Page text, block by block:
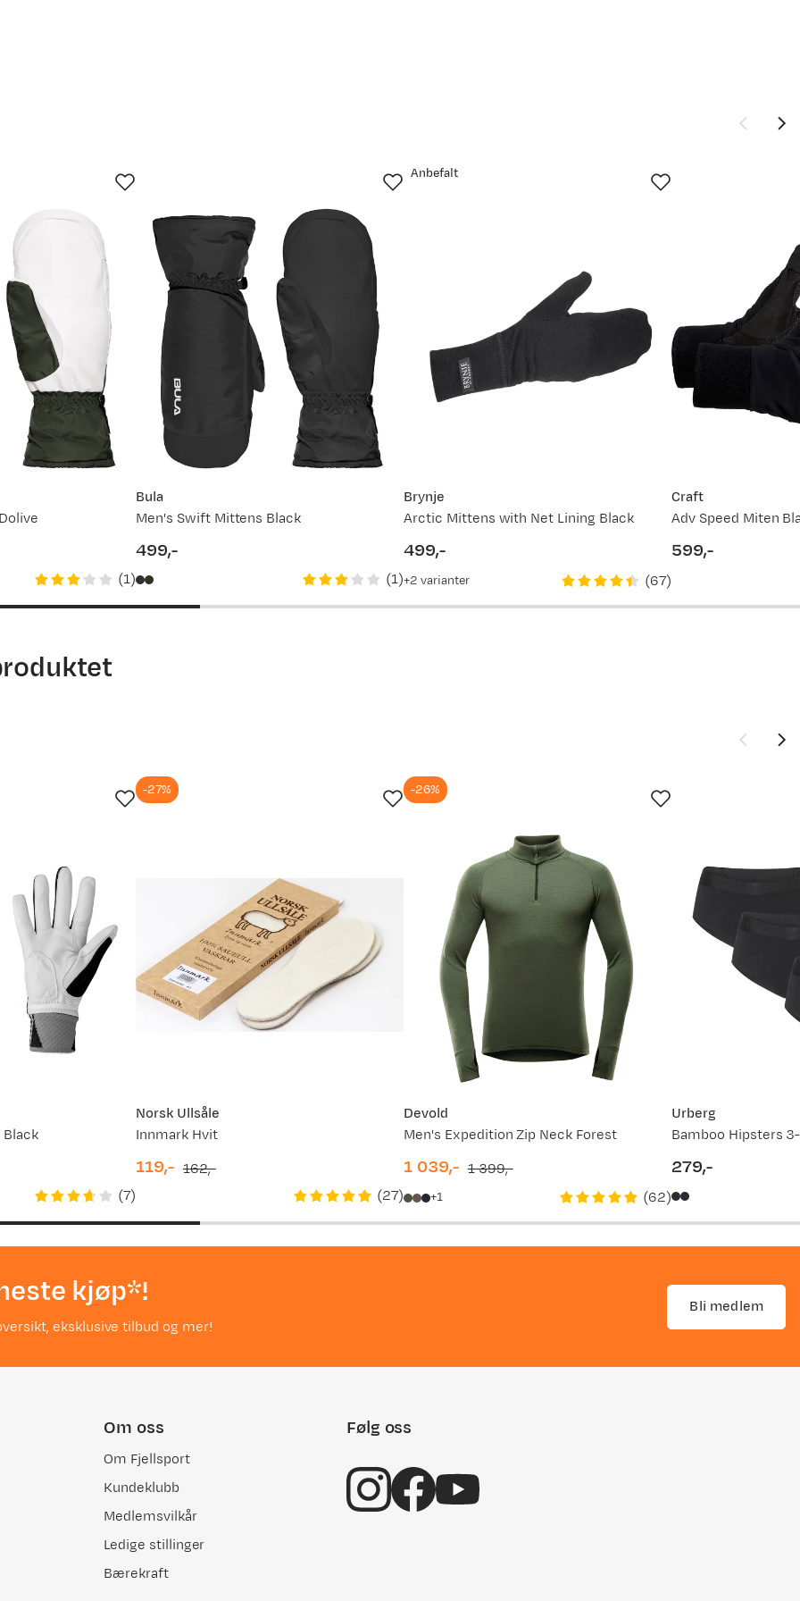
er godt aktiv for å gi tilstrekkelig varme. Skitur aktivitet i moderat kulde
30. jun. 13. jul. 26. jul.
629,-
899,-
899,-
899,-
(1)
Bula
Men's Swift Mittens Black
499,-
(1)
Brynje
Arctic Mittens with Net Lining Black
Anbefalt
499,-
2 varianter (67)
Craft
Adv Speed Miten
599,-
Black
(7)
Norsk Ullsåle
Innmark Hvit
-27%
119,- 162,-
(27)
Devold
Men's Expedition Zip Neck Forest
-26%
price
1 039,-
price
1 399,-
1 (62)
Urberg
279,-
kjøp*!
eksklusive tilbud og mer!
Bli medlem
Om oss
Om Fjellsport
Kundeklubb
Medlemsvilkår
Ledige stillinger
Bærekraft
Følg oss